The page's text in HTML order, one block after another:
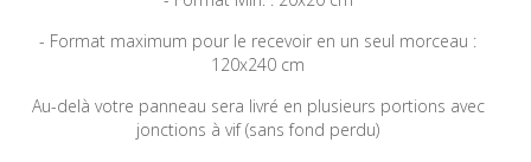
- Format maximum pour le recevoir en un seul morceau :
120x240 cm
Au-delà votre panneau sera livré en plusieurs portions avec
jonctions à vif (sans fond perdu)